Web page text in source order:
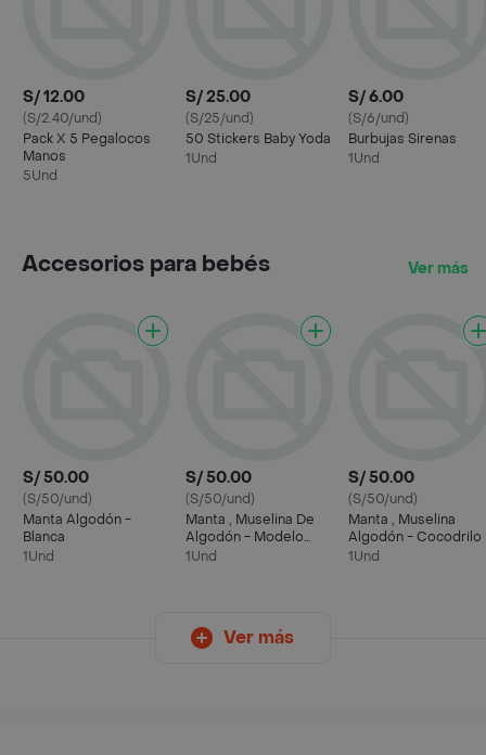
S/ 12.00
(S/2.40/und)
Pack X 5 Pegalocos
Manos
5Und
S/ 25.00
(S/25/und)
50 Stickers Baby Yoda
1Und
S/ 6.00
(S/6/und)
Burbujas Sirenas
1Und
Accesorios para bebés Ver más
S/ 50.00
(S/50/und)
Manta Algodón -
Blanca
1Und
S/ 50.00
(S/50/und)
Manta , Muselina De
Algodón - Modelo
Leche
1Und
S/ 50.00
(S/50/und)
Manta , Muselina
Algodón - Cocodrilo
1Und
Ver más